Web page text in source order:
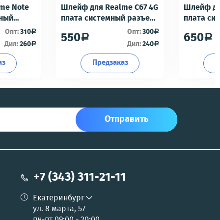
Note
-
Опт:310a
Дил:260a
Шлейф для Realme C67 4G
плата системный разъем/
разъем гарнитуры/
микрофон - Премиум
550a Опт:300a
Дил:240a
Предзаказ
Шлейф
плата
650a
Отправить
+7 (343) 311-21-11
Екатеринбург
ул. 8 марта, 57